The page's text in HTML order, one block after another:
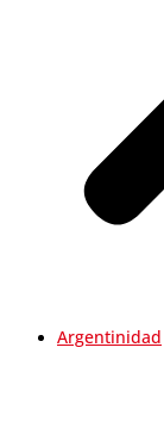
Argentinidad